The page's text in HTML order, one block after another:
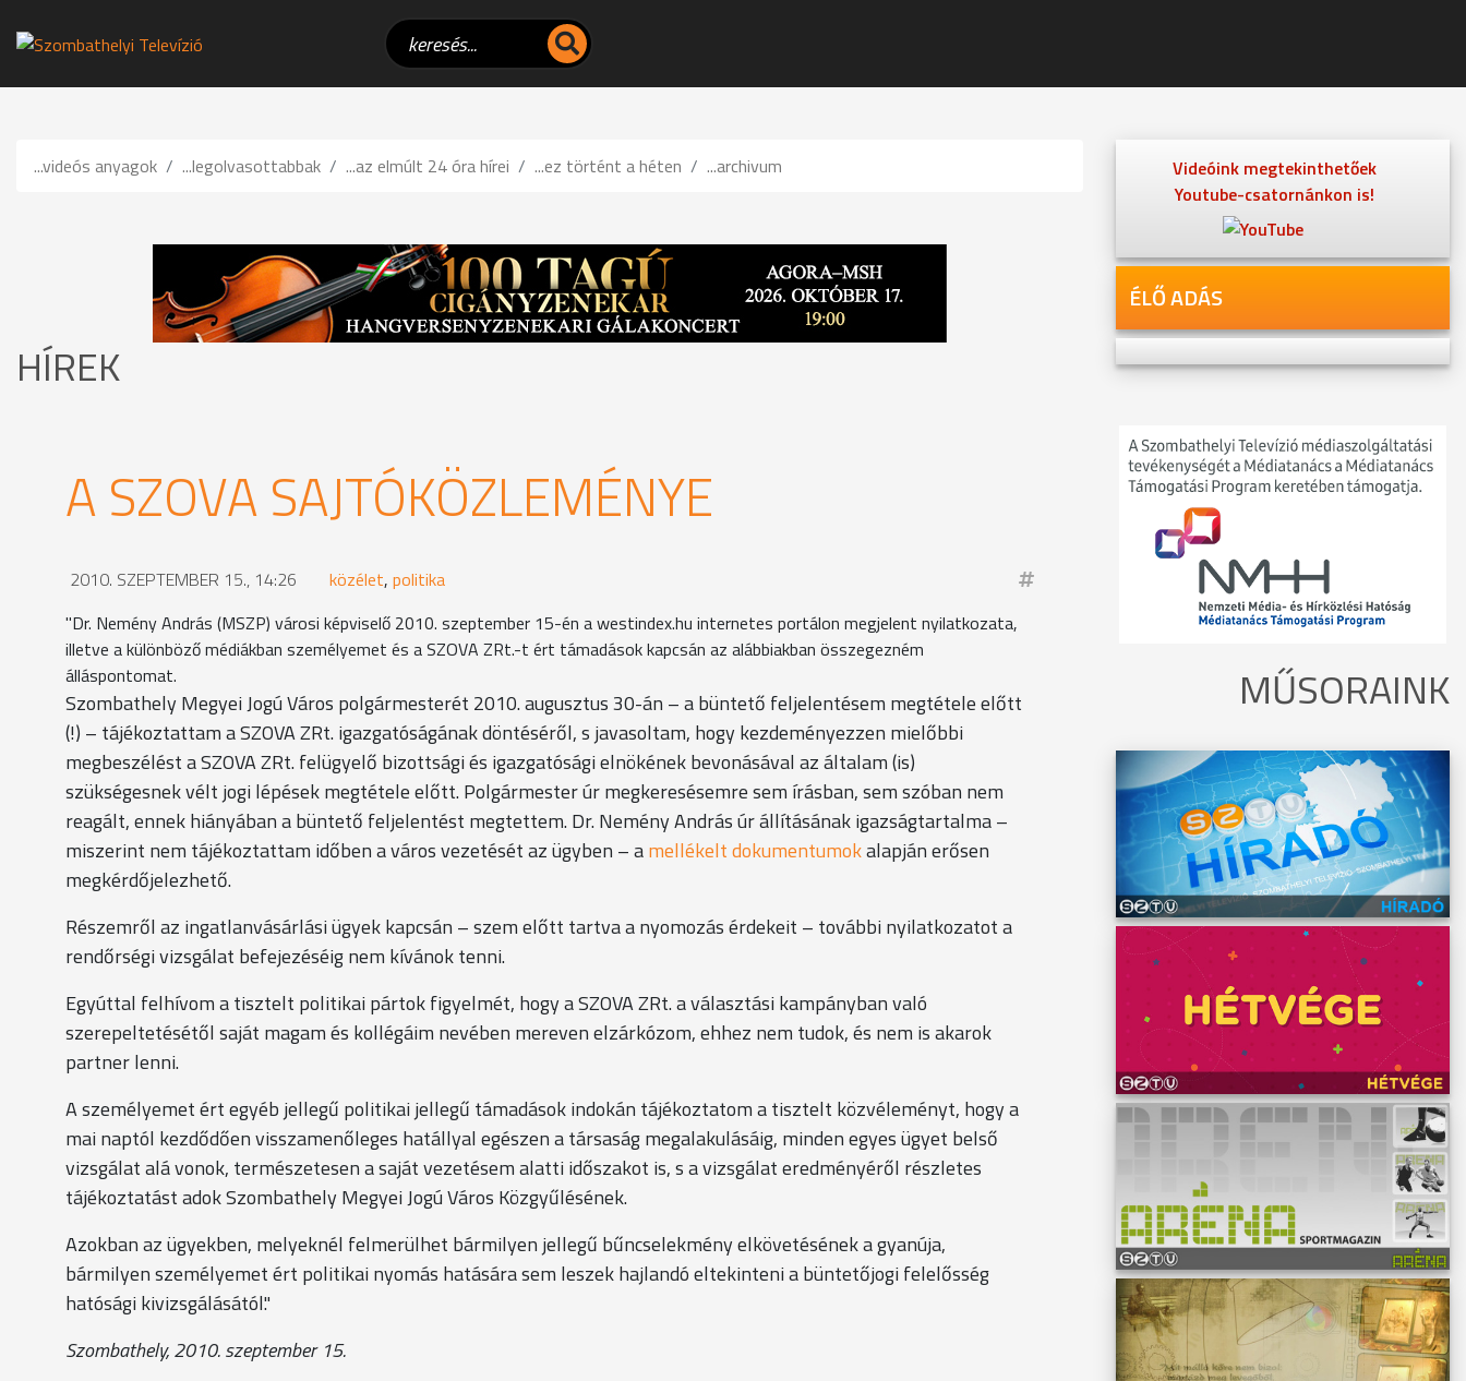
...videós anyagok ...legolvasottabbak ...az elmúlt 24 óra hírei ...ez történt a héten ...archivum
HÍREK
A SZOVA SAJTÓKÖZLEMÉNYE
2010. SZEPTEMBER 15., 14:26 közélet, politika
"Dr. Nemény András (MSZP) városi képviselő 2010. szeptember 15-én a westindex.hu internetes portálon megjelent nyilatkozata,
illetve a különböző médiákban személyemet és a SZOVA ZRt.-t ért támadások kapcsán az alábbiakban összegezném
álláspontomat.
Szombathely Megyei Jogú Város polgármesterét 2010. augusztus 30-án – a büntető feljelentésem megtétele előtt
(!) – tájékoztattam a SZOVA ZRt. igazgatóságának döntéséről, s javasoltam, hogy kezdeményezzen mielőbbi
megbeszélést a SZOVA ZRt. felügyelő bizottsági és igazgatósági elnökének bevonásával az általam (is)
szükségesnek vélt jogi lépések megtétele előtt. Polgármester úr megkeresésemre sem írásban, sem szóban nem
reagált, ennek hiányában a büntető feljelentést megtettem. Dr. Nemény András úr állításának igazságtartalma –
miszerint nem tájékoztattam időben a város vezetését az ügyben – amellékelt dokumentumokalapján erősen
megkérdőjelezhető.
Részemről az ingatlanvásárlási ügyek kapcsán – szem előtt tartva a nyomozás érdekeit – további nyilatkozatot a
rendőrségi vizsgálat befejezéséig nem kívánok tenni.
Egyúttal felhívom a tisztelt politikai pártok figyelmét, hogy a SZOVA ZRt. a választási kampányban való
szerepeltetésétől saját magam és kollégáim nevében mereven elzárkózom, ehhez nem tudok, és nem is akarok
partner lenni.
A személyemet ért egyéb jellegű politikai jellegű támadások indokán tájékoztatom a tisztelt közvéleményt, hogy a
mai naptól kezdődően visszamenőleges hatállyal egészen a társaság megalakulásáig, minden egyes ügyet belső
vizsgálat alá vonok, természetesen a saját vezetésem alatti időszakot is, s a vizsgálat eredményéről részletes
tájékoztatást adok Szombathely Megyei Jogú Város Közgyűlésének.
Azokban az ügyekben, melyeknél felmerülhet bármilyen jellegű bűncselekmény elkövetésének a gyanúja,
bármilyen személyemet ért politikai nyomás hatására sem leszek hajlandó eltekinteni a büntetőjogi felelősség
hatósági kivizsgálásától."
Szombathely, 2010. szeptember 15.
Videóink megtekinthetőek
Youtube-csatornánkon is!
ÉLŐ ADÁS
MŰSORAINK